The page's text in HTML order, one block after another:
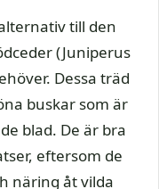
till den
(Juniperus
Dessa träd
buskar som är
blad. De är bra
eftersom de
näring åt vilda